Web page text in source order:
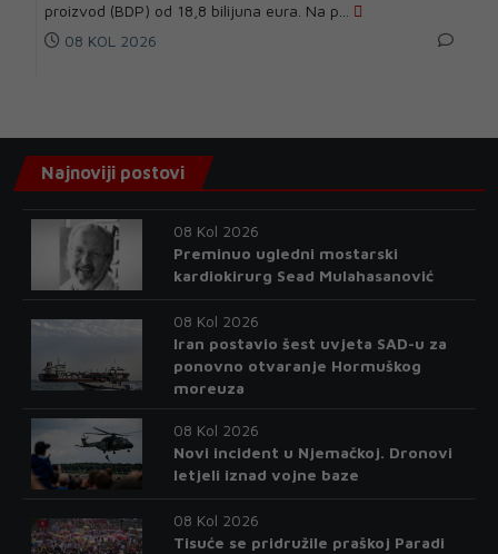
proizvod (BDP) od 18,8 bilijuna eura. Na p...
08 KOL 2026
Najnoviji postovi
08 Kol 2026
Preminuo ugledni mostarski
kardiokirurg Sead Mulahasanović
08 Kol 2026
Iran postavio šest uvjeta SAD-u za
ponovno otvaranje Hormuškog
moreuza
08 Kol 2026
Novi incident u Njemačkoj. Dronovi
letjeli iznad vojne baze
08 Kol 2026
Tisuće se pridružile praškoj Paradi